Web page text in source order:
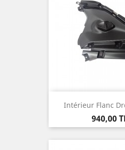
Intérieur Flanc
Prix
940,00